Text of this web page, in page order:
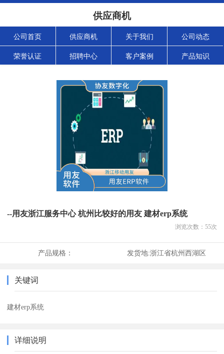
供应商机
公司首页 供应商机 关于我们 公司动态
荣誉认证 招聘中心 客户案例 产品知识
--用友浙江服务中心 杭州比较好的用友 建材erp系统
浏览次数： 55次
产品规格： 发货地:浙江省杭州西湖区
关键词
建材erp系统
详细说明